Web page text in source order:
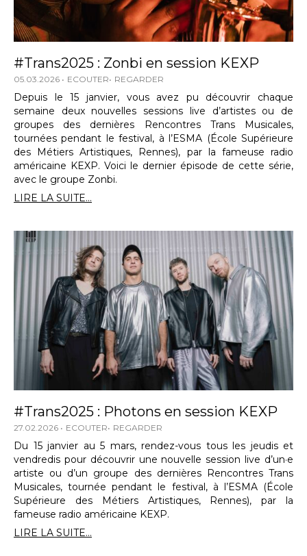
#Trans2025 : Zonbi en session KEXP
05.03.2026 ECOUTER REGARDER
Depuis le 15 janvier, vous avez pu découvrir chaque
semaine deux nouvelles sessions live d’artistes ou de
groupes des dernières Rencontres Trans Musicales,
tournées pendant le festival, à l’ESMA (École Supérieure
des Métiers Artistiques, Rennes), par la fameuse radio
américaine KEXP. Voici le dernier épisode de cette série,
avec le groupe Zonbi.
LIRE LA SUITE...
#Trans2025 : Photons en session KEXP
27.02.2026 ECOUTER REGARDER
Du 15 janvier au 5 mars, rendez-vous tous les jeudis et
vendredis pour découvrir une nouvelle session live d’un·e
artiste ou d’un groupe des dernières Rencontres Trans
Musicales, tournée pendant le festival, à l’ESMA (École
Supérieure des Métiers Artistiques, Rennes), par la
fameuse radio américaine KEXP.
LIRE LA SUITE...